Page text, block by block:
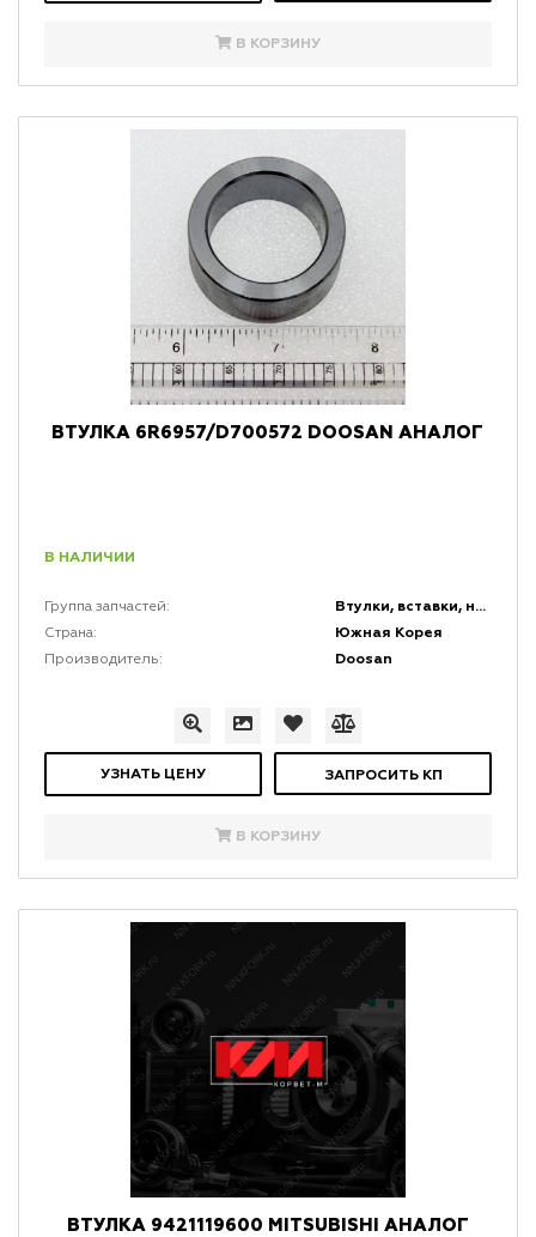
В КОРЗИНУ
ВТУЛКА 6R6957/D700572 DOOSAN АНАЛОГ
В НАЛИЧИИ
Группа запчастей: Втулки, вставки, накладки и заглушки
Страна: Южная Корея
Производитель: Doosan
УЗНАТЬ ЦЕНУ ЗАПРОСИТЬ КП
В КОРЗИНУ
ВТУЛКА 9421119600 MITSUBISHI АНАЛОГ